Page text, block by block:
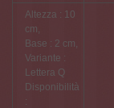
Altezza : 10
cm,
Base : 2 cm,
Variante :
Lettera Q
Disponibilità
: